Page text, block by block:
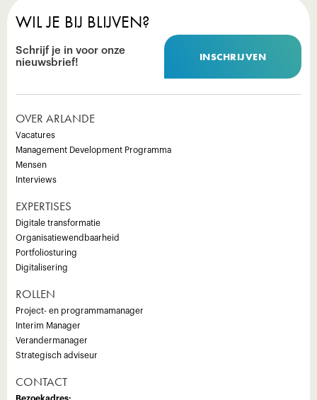
WIL JE BIJ BLIJVEN?
Schrijf je in voor onze
nieuwsbrief!
INSCHRIJVEN
OVER ARLANDE
Vacatures
Management Development Programma
Mensen
Interviews
EXPERTISES
Digitale transformatie
Organisatiewendbaarheid
Portfoliosturing
Digitalisering
ROLLEN
Project- en programmamanager
Interim Manager
Verandermanager
Strategisch adviseur
CONTACT